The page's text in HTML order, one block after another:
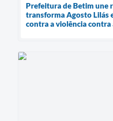
Prefeitura de Betim une
transforma Agosto Lilás
contra a violência contra